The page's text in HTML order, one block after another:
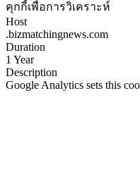
คุกกี้เพื่อการวิเคราะห์
Host
.bizmatchingnews.com
Duration
1 Year
Description
Google Analytics sets this